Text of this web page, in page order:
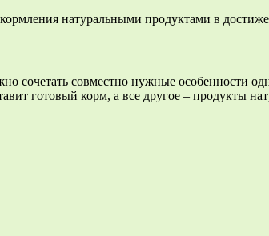
натуральными продуктами в
сочетать совместно нужные особенности
готовый корм, а все другое – продукты